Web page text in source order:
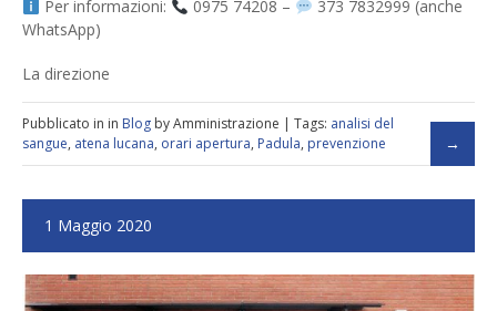
Per informazioni:
0975 74208 –
373 7832999 (anche
WhatsApp)
La direzione
Pubblicato in in Blog by Amministrazione | Tags: analisi del
sangue, atena lucana, orari apertura, Padula, prevenzione
1 Maggio 2020